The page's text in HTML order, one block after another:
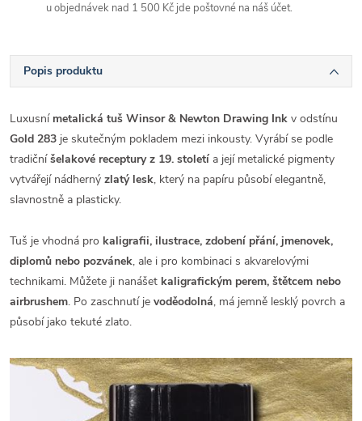
u objednávek nad 1 500 Kč jde poštovné na náš účet.
Popis produktu
Luxusní metalická tuš Winsor & Newton Drawing Ink v odstínu
Gold 283 je skutečným pokladem mezi inkousty. Vyrábí se podle
tradičníšelakové receptury z 19. století a její metalické pigmenty
vytvářejí nádherný zlatý lesk, který na papíru působí elegantně,
slavnostně a plasticky.
Tuš je vhodná pro kaligrafii, ilustrace, zdobení přání, jmenovek,
diplomů nebo pozvánek, ale i pro kombinaci s akvarelovými
technikami. Můžete ji nanášet kaligrafickým perem, štětcem nebo
airbrushem. Po zaschnutí je voděodolná, má jemně lesklý povrch a
působí jako tekuté zlato.